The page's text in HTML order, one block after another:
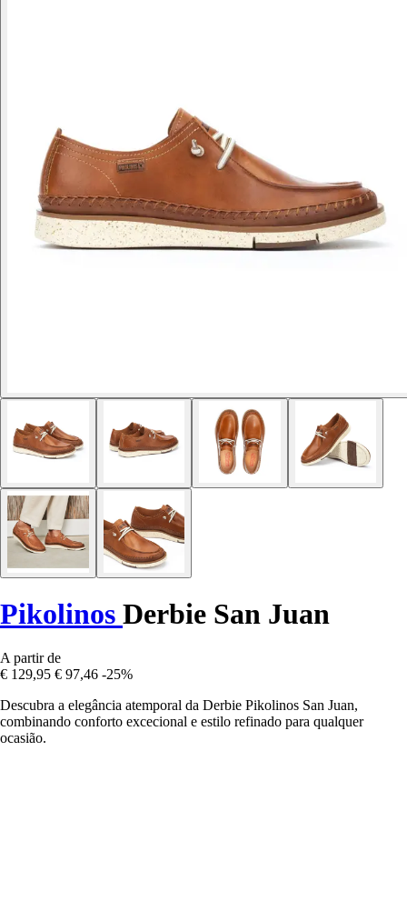
Pikolinos Derbie San Juan
A partir de
€ 129,95 € 97,46 -25%
Descubra a elegância atemporal da Derbie Pikolinos San Juan,
combinando conforto excecional e estilo refinado para qualquer
ocasião.